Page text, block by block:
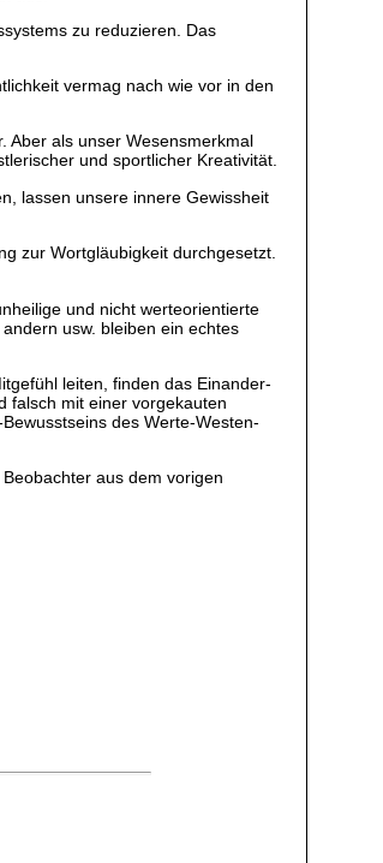
zu reduzieren. Das
vermag nach wie vor in den
Aber als unser Wesensmerkmal
und sportlicher Kreativität.
lassen unsere innere Gewissheit
zur Wortgläubigkeit durchgesetzt.
und nicht werteorientierte
usw. bleiben ein echtes
leiten, finden das Einander-
falsch mit einer vorgekauten
des Werte-Westen-
aus dem vorigen